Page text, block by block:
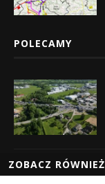
POLECAMY
ZOBACZ RÓWNIEŻ